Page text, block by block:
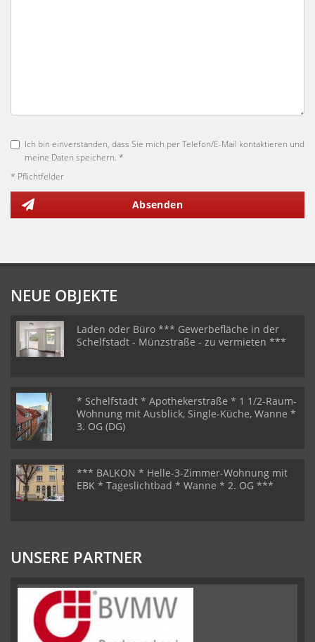
Ich bin einverstanden, dass Sie mich per Telefon/E-Mail kontaktieren und
meine Daten speichern. *
* Pflichtfelder
Absenden
NEUE OBJEKTE
Laden oder Büro *** Gewerbefläche in der
Schelfstadt - Münzstraße - zu vermieten ***
* Schelfstadt * Apothekerstraße * 1 1/2-Raum-
Wohnung mit Ausblick, Single-Küche, Wanne *
3. OG (DG)
*** BALKON * Helle-3-Zimmer-Wohnung mit
EBK * Tageslichtbad * Wanne * 2. OG ***
UNSERE PARTNER